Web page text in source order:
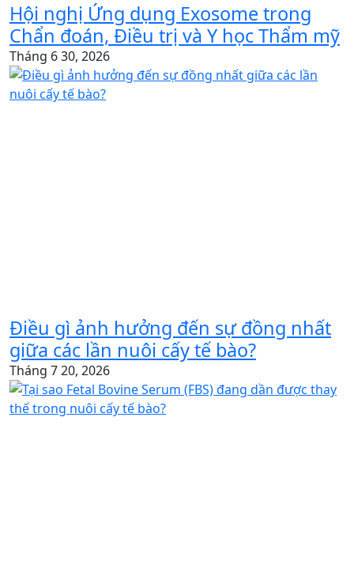
Hội nghị Ứng dụng Exosome trong
Chẩn đoán, Điều trị và Y học Thẩm mỹ
Tháng 6 30, 2026
Điều gì ảnh hưởng đến sự đồng nhất
giữa các lần nuôi cấy tế bào?
Tháng 7 20, 2026